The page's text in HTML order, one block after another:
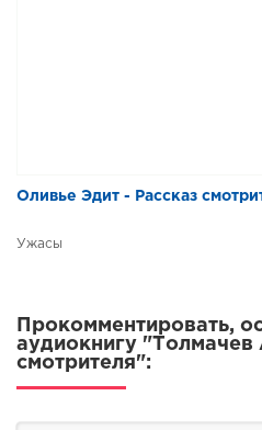
Оливье Эдит - Рассказ
Ужасы
Прокомментировать,
аудиокнигу "Толмачев
смотрителя":